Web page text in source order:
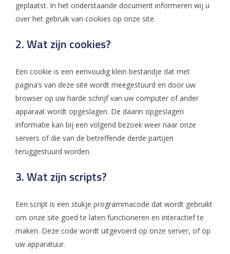
geplaatst. In het onderstaande document informeren wij u
over het gebruik van cookies op onze site.
2. Wat zijn cookies?
Een cookie is een eenvoudig klein bestandje dat met
pagina’s van deze site wordt meegestuurd en door uw
browser op uw harde schrijf van uw computer of ander
apparaat wordt opgeslagen. De daarin opgeslagen
informatie kan bij een volgend bezoek weer naar onze
servers of die van de betreffende derde partijen
teruggestuurd worden.
3. Wat zijn scripts?
Een script is een stukje programmacode dat wordt gebruikt
om onze site goed te laten functioneren en interactief te
maken. Deze code wordt uitgevoerd op onze server, of op
uw apparatuur.